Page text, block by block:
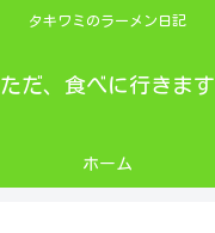
タキワミのラーメン日記
ただ、食べに行きます
ホーム